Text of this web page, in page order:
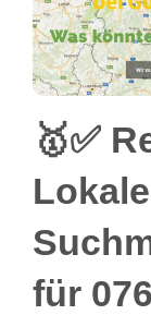
🥇✅
Lokale
für